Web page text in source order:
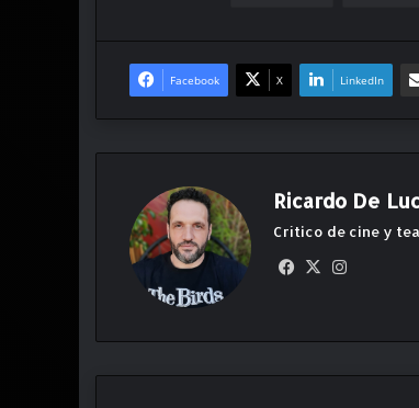
Facebook X LinkedIn
Ricardo De
Crítico de cine y
Fa
ok
X
am